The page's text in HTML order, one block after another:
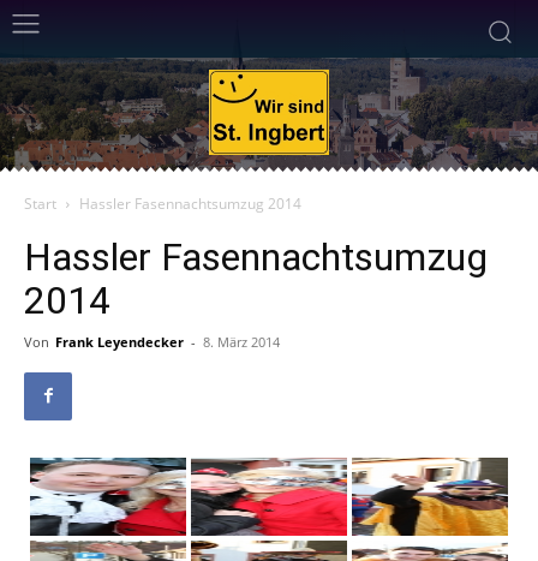
Start Hassler Fasennachtsumzug 2014
Hassler Fasennachtsumzug
2014
Von Frank Leyendecker - 8. März 2014